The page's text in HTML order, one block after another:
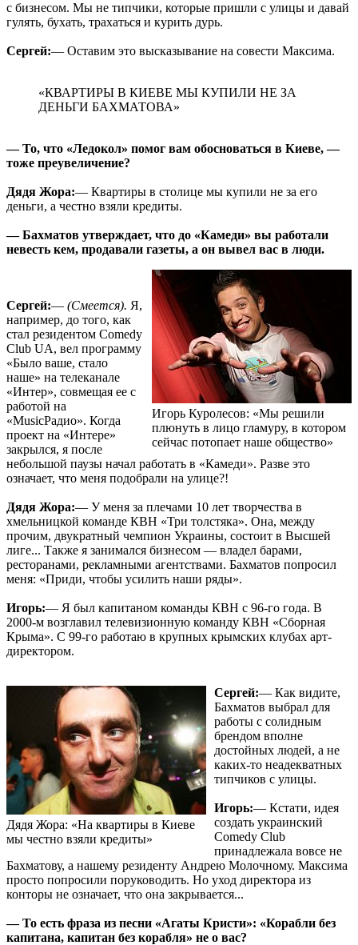
с бизнесом. Мы не типчики, которые пришли с улицы и давай
гулять, бухать, трахаться и курить дурь.
Сергей:— Оставим это высказывание на совести Максима.
«КВАРТИРЫ В КИЕВЕ МЫ КУПИЛИ НЕ ЗА
ДЕНЬГИ БАХМАТОВА»
— То, что «Ледокол» помог вам обосноваться в Киеве, —
тоже преувеличение?
Дядя Жора:— Квартиры в столице мы купили не за его
деньги, а честно взяли кредиты.
— Бахматов утверждает, что до «Камеди» вы работали
невесть кем, продавали газеты, а он вывел вас в люди.
Игорь Куролесов: «Мы решили
плюнуть в лицо гламуру, в котором
сейчас потопает наше общество»
Сергей:— (Смеется). Я,
например, до того, как
стал резидентом Comedy
Club UA, вел программу
«Было ваше, стало
наше» на телеканале
«Интер», совмещая ее с
работой на
«MusicPадио». Когда
проект на «Интере»
закрылся, я после
небольшой паузы начал работать в «Камеди». Разве это
означает, что меня подобрали на улице?!
Дядя Жора:— У меня за плечами 10 лет творчества в
хмельницкой команде КВН «Три толстяка». Она, между
прочим, двукратный чемпион Украины, состоит в Высшей
лиге... Также я занимался бизнесом — владел барами,
ресторанами, рекламными агентствами. Бахматов попросил
меня: «Приди, чтобы усилить наши ряды».
Игорь:— Я был капитаном команды КВН с 96-го года. В
2000-м возглавил телевизионную команду КВН «Сборная
Крыма». С 99-го работаю в крупных крымских клубах арт-
директором.
Дядя Жора: «На квартиры в Киеве
мы честно взяли кредиты»
Сергей:— Как видите,
Бахматов выбрал для
работы с солидным
брендом вполне
достойных людей, а не
каких-то неадекватных
типчиков с улицы.
Игорь:— Кстати, идея
создать украинский
Comedy Club
принадлежала вовсе не
Бахматову, а нашему резиденту Андрею Молочному. Максима
просто попросили поруководить. Но уход директора из
конторы не означает, что она закрывается...
— То есть фраза из песни «Агаты Кристи»: «Корабли без
капитана, капитан без корабля» не о вас?